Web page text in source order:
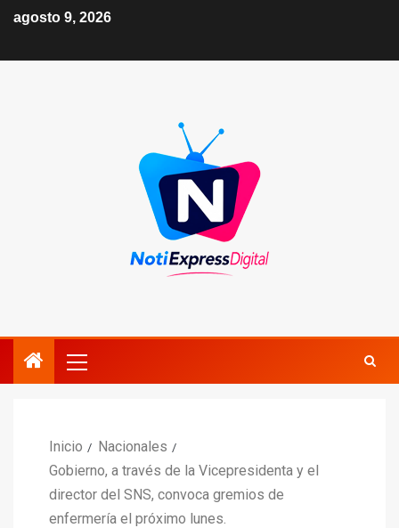
agosto 9, 2026
Inicio
Nacionales
Gobierno, a través de la Vicepresidenta y el
director del SNS, convoca gremios de
enfermería el próximo lunes.